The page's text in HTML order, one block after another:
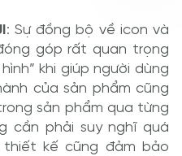
: Sự đồng bộ về icon và
góp rất quan trọng
khi giúp người dùng
của sản phẩm cũng
sản phẩm qua từng
cần phải suy nghĩ quá
thiết kế cũng đảm bảo